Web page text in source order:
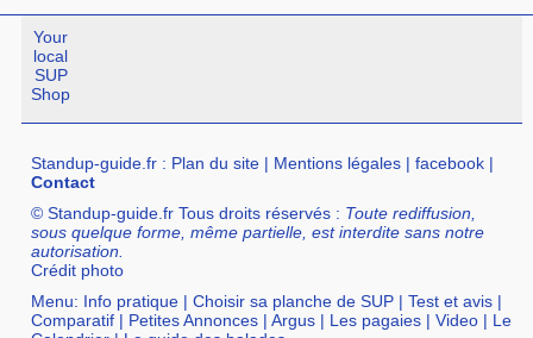
Your
local
SUP
Shop
Standup-guide.fr : Plan du site | Mentions légales |facebook |
Contact
© Standup-guide.fr Tous droits réservés : Toute rediffusion,
sous quelque forme, même partielle, est interdite sans notre
autorisation.
Crédit photo
Menu: Info pratique |Choisir sa planche de SUP |Test et avis |
Comparatif | Petites Annonces |Argus | Les pagaies |Video | Le